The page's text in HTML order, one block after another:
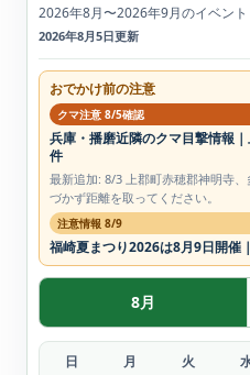
2026年8月〜2026年9月のイベント
2026年8月5日更新
おでかけ前の注意
クマ注意 8/5確認
兵庫・播磨近隣のクマ目撃情報
件
最新追加: 8/3 上郡町赤穂郡神明寺
づかず距離を取ってください。
注意情報 8/9
福崎夏まつり2026は8月9日開催
8月
日 月 火